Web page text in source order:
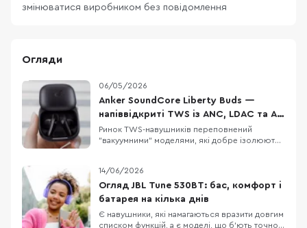
змінюватися виробником без повідомлення
Огляди
06/05/2026
Anker SoundCore Liberty Buds —
напіввідкриті TWS із ANC, LDAC та AI-
перекладом
Ринок TWS-навушників переповнений
"вакуумними" моделями, які добре ізолюють
пропонують інший підхід: напіввідкритий
дизайн без тиску у вухах, але з технологіями
рівня флагманів. Тут є адаптивне
шумозаглушення, LDAC,
14/06/2026
Огляд JBL Tune 530BT: бас, комфорт і
батарея на кілька днів
Є навушники, які намагаються вразити довгим
списком функцій, а є моделі, що б’ють точно в